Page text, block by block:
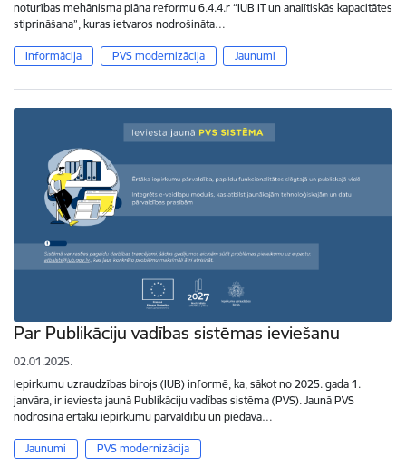
noturības mehānisma plāna reformu 6.4.4.r “IUB IT un analītiskās kapacitātes
stiprināšana”, kuras ietvaros nodrošināta…
Informācija PVS modernizācija Jaunumi
Par Publikāciju vadības sistēmas ieviešanu
02.01.2025.
Iepirkumu uzraudzības birojs (IUB) informē, ka, sākot no 2025. gada 1.
janvāra, ir ieviesta jaunā Publikāciju vadības sistēma (PVS). Jaunā PVS
nodrošina ērtāku iepirkumu pārvaldību un piedāvā…
Jaunumi PVS modernizācija